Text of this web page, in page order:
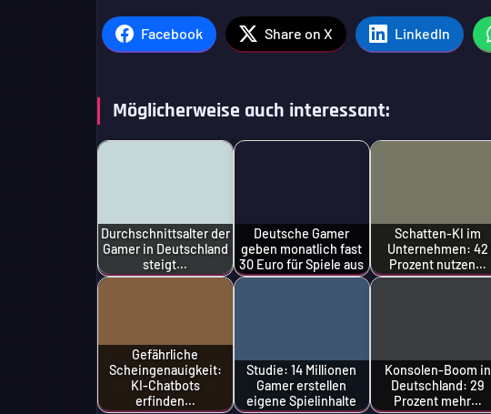
Facebook Share on X LinkedIn
Möglicherweise auch interessant:
Durchschnittsalter der
Gamer in Deutschland
steigt…
Deutsche Gamer
geben monatlich fast
30 Euro für Spiele aus
Schatten-KI im
Unternehmen: 42
Prozent nutzen…
Gefährliche
Scheingenauigkeit:
KI-Chatbots
erfinden…
Studie: 14 Millionen
Gamer erstellen
eigene Spielinhalte
Konsolen-Boom in
Deutschland: 29
Prozent mehr…